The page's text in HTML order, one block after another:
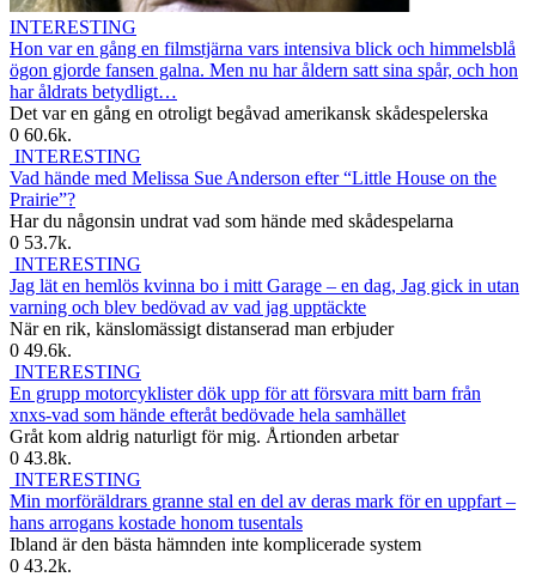
INTERESTING
Hon var en gång en filmstjärna vars intensiva blick och himmelsblå
ögon gjorde fansen galna. Men nu har åldern satt sina spår, och hon
har åldrats betydligt…
Det var en gång en otroligt begåvad amerikansk skådespelerska
0 60.6k.
INTERESTING
Vad hände med Melissa Sue Anderson efter “Little House on the
Prairie”?
Har du någonsin undrat vad som hände med skådespelarna
0 53.7k.
INTERESTING
Jag lät en hemlös kvinna bo i mitt Garage – en dag, Jag gick in utan
varning och blev bedövad av vad jag upptäckte
När en rik, känslomässigt distanserad man erbjuder
0 49.6k.
INTERESTING
En grupp motorcyklister dök upp för att försvara mitt barn från
xnxs-vad som hände efteråt bedövade hela samhället
Gråt kom aldrig naturligt för mig. Årtionden arbetar
0 43.8k.
INTERESTING
Min morföräldrars granne stal en del av deras mark för en uppfart –
hans arrogans kostade honom tusentals
Ibland är den bästa hämnden inte komplicerade system
0 43.2k.